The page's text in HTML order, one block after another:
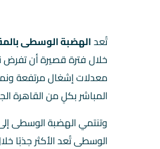
تُعدالهضبة الوسطى
خلال فترة قصيرة أن تفرض
معدلات إشغال مرتفعة
المباشر بكلٍ من القاهرة
وتنتمي الهضبة الوسطى
الوسطى تُعد الأكثر جذبًا